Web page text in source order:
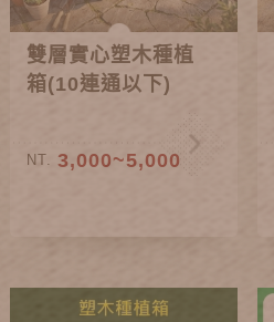
雙層實心塑木種植
箱(10連通以下)
NT. 3,000~5,000